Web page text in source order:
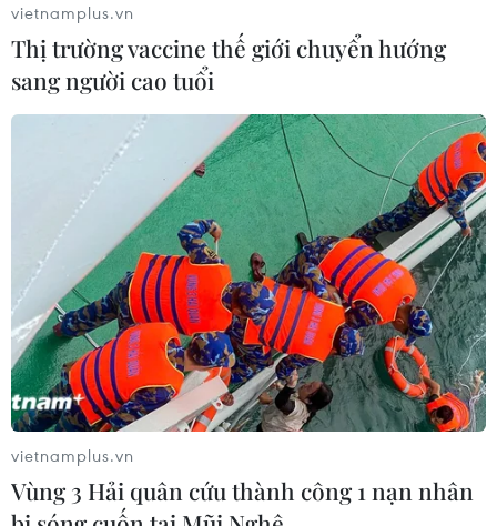
vietnamplus.vn
Thị trường vaccine thế giới chuyển hướng
sang người cao tuổi
vietnamplus.vn
Vùng 3 Hải quân cứu thành công 1 nạn nhân